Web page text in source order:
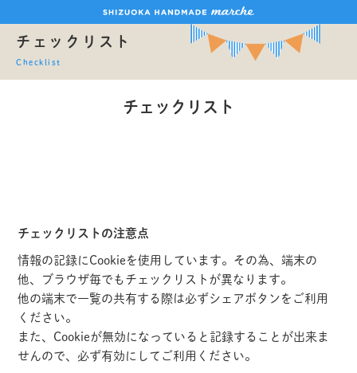
チェックリスト
Checklist
チェックリスト
チェックリストの注意点
情報の記録にCookieを使用しています。その為、端末の
他、ブラウザ毎でもチェックリストが異なります。
他の端末で一覧の共有する際は必ずシェアボタンをご利用
ください。
また、Cookieが無効になっていると記録することが出来ま
せんので、必ず有効にしてご利用ください。